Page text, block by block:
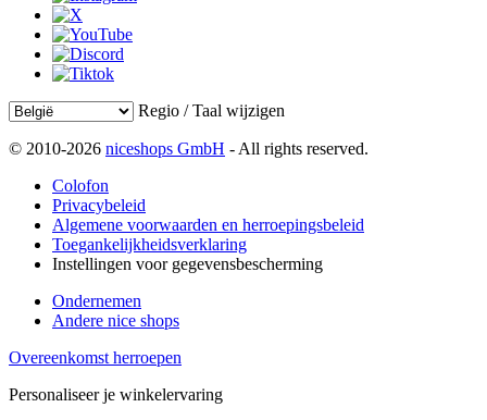
Regio / Taal wijzigen
© 2010-2026 niceshops GmbH - All rights reserved.
Colofon
Privacybeleid
Algemene voorwaarden en herroepingsbeleid
Toegankelijkheidsverklaring
Instellingen voor gegevensbescherming
Ondernemen
Andere nice shops
Overeenkomst herroepen
Personaliseer je winkelervaring